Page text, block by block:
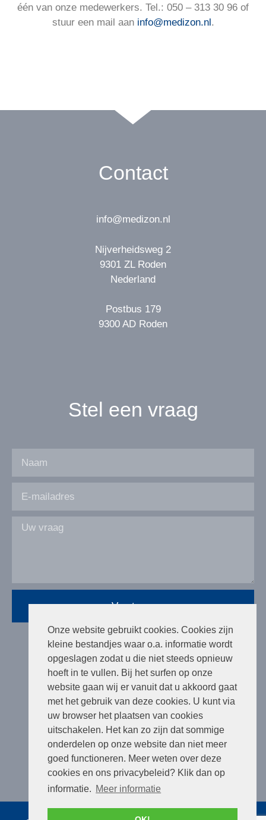
Onze website gebruikt cookies. Cookies zijn
kleine bestandjes waar o.a. informatie wordt
opgeslagen zodat u die niet steeds opnieuw
hoeft in te vullen. Bij het surfen op onze
website gaan wij er vanuit dat u akkoord gaat
met het gebruik van deze cookies. U kunt via
uw browser het plaatsen van cookies
uitschakelen. Het kan zo zijn dat sommige
onderdelen op onze website dan niet meer
goed functioneren. Meer weten over deze
cookies en ons privacybeleid? Klik dan op
informatie. Meer informatie
één van onze medewerkers. Tel.: 050 – 313 30 96 of
stuur een mail aan info@medizon.nl.
Contact
info@medizon.nl
Nijverheidsweg 2
9301 ZL Roden
Nederland
Postbus 179
9300 AD Roden
Stel een vraag
Versturen
Social